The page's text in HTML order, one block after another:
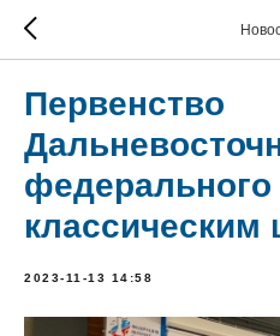
Первенство
федерального
классическим
2023-11-13 14:58